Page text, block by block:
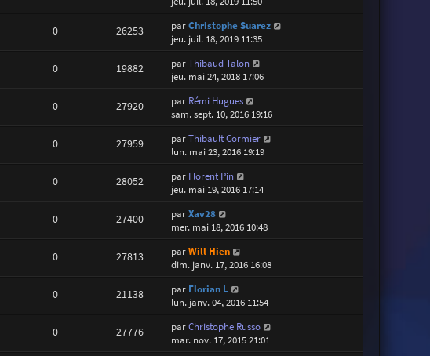
0 26253 parChristophe Suarez
jeu. juil. 18, 2019 11:35
0 19882 parThibaud Talon
jeu. mai 24, 2018 17:06
0 27920 par Rémi Hugues
sam. sept. 10, 2016 19:16
0 27959 parThibault Cormier
lun. mai 23, 2016 19:19
0 28052 par Florent Pin
jeu. mai 19, 2016 17:14
0 27400 parXav28
mer. mai 18, 2016 10:48
0 27813 parWill Hien
dim. janv. 17, 2016 16:08
0 21138 par Florian L
lun. janv. 04, 2016 11:54
0 27776 parChristophe Russo
mar. nov. 17, 2015 21:01